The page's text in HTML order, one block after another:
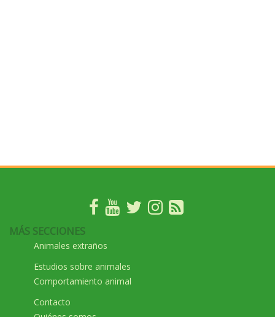
MÁS SECCIONES
Animales extraños
Estudios sobre animales
Comportamiento animal
Contacto